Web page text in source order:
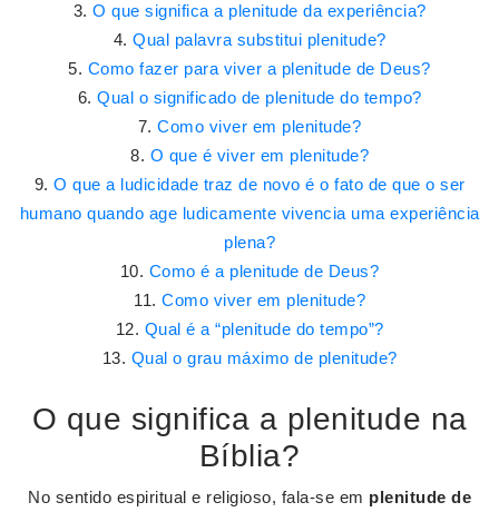
O que significa a plenitude da experiência?
Qual palavra substitui plenitude?
Como fazer para viver a plenitude de Deus?
Qual o significado de plenitude do tempo?
Como viver em plenitude?
O que é viver em plenitude?
O que a ludicidade traz de novo é o fato de que o ser
humano quando age ludicamente vivencia uma experiência
plena?
Como é a plenitude de Deus?
Como viver em plenitude?
Qual é a “plenitude do tempo”?
Qual o grau máximo de plenitude?
O que significa a plenitude na
Bíblia?
No sentido espiritual e religioso, fala-se em plenitude de